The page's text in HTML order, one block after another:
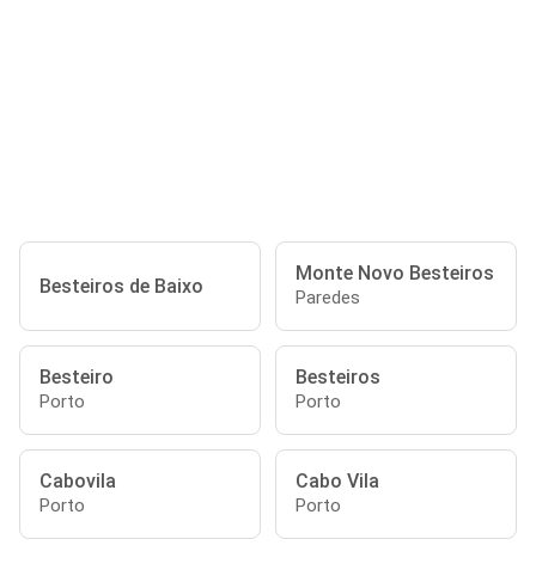
Besteiros de Baixo
Monte Novo Besteiros
Paredes
Besteiro
Porto
Besteiros
Porto
Cabovila
Porto
Cabo Vila
Porto